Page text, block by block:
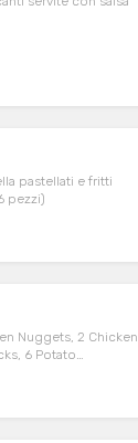
pastellati e fritti
pezzi)
Nuggets, 2 Chicken